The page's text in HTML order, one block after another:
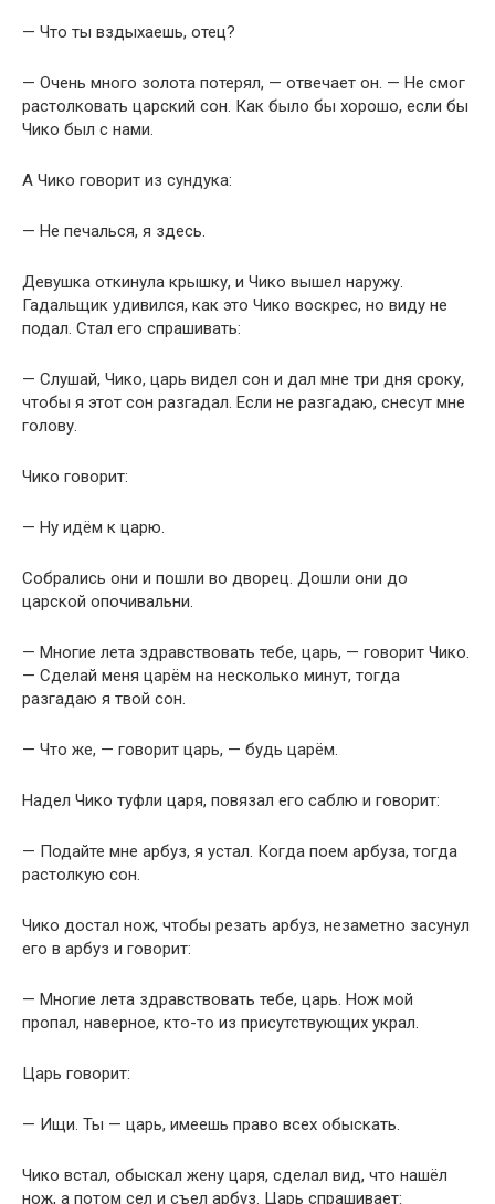
— Что ты вздыхаешь, отец?
— Очень много золота потерял, — отвечает он. — Не смог
растолковать царский сон. Как было бы хорошо, если бы
Чико был с нами.
А Чико говорит из сундука:
— Не печалься, я здесь.
Девушка откинула крышку, и Чико вышел наружу.
Гадальщик удивился, как это Чико воскрес, но виду не
подал. Стал его спрашивать:
— Слушай, Чико, царь видел сон и дал мне три дня сроку,
чтобы я этот сон разгадал. Если не разгадаю, снесут мне
голову.
Чико говорит:
— Ну идём к царю.
Собрались они и пошли во дворец. Дошли они до
царской опочивальни.
— Многие лета здравствовать тебе, царь, — говорит Чико.
— Сделай меня царём на несколько минут, тогда
разгадаю я твой сон.
— Что же, — говорит царь, — будь царём.
Надел Чико туфли царя, повязал его саблю и говорит:
— Подайте мне арбуз, я устал. Когда поем арбуза, тогда
растолкую coн.
Чико достал нож, чтобы резать арбуз, незаметно засунул
его в арбуз и говорит:
— Многие лета здравствовать тебе, царь. Нож мой
пропал, наверное, кто-то из присутствующих украл.
Царь говорит:
— Ищи. Ты — царь, имеешь право всех обыскать.
Чико встал, обыскал жену царя, сделал вид, что нашёл
нож, а потом сел и съел арбуз. Царь спрашивает: